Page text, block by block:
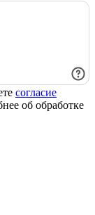
согласие
об обработке